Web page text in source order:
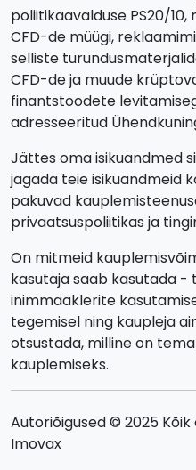
poliitikaavalduse PS20/
CFD-de müügi,
selliste
CFD-de ja muude
finantstoodete
adresseeritud
Jättes oma isikuandmed
jagada teie isikuandmeid
pakuvad
privaatsuspoliitikas ja
On mitmeid
kasutaja saab kasutada -
inimmaaklerite
tegemisel ning kaupleja
otsustada, milline on tema
kauplemiseks.
Autoriõigused © 2025
Imovax